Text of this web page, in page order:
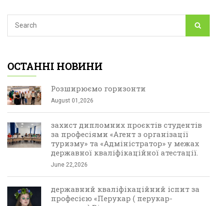
ОСТАННІ НОВИНИ
Розширюємо горизонти
August 01,2026
захист дипломних проєктів студентів
за професіями «Агент з організації
туризму» та «Адміністратор» у межах
державної кваліфікаційної атестації.
June 22,2026
державний кваліфікаційний іспит за
професією «Перукар ( перукар-